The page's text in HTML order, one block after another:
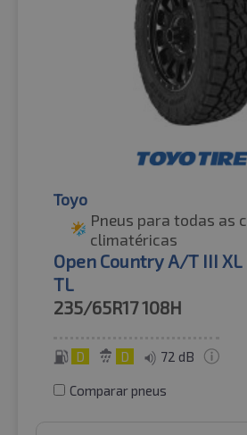
Toyo
Pneus para todas as
climatéricas
Open Country A/T III XL
TL
235/65R17108H
D D 72 dB
Comparar pneus